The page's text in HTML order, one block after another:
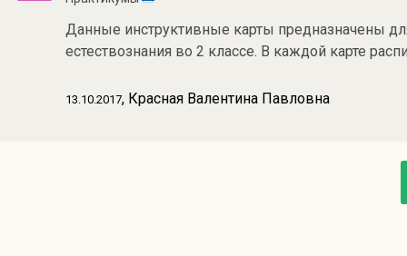
Данные инструктивные карты предназначены
естествознания во 2 классе. В каждой карте
13.10.2017, Красная Валентина Павловна